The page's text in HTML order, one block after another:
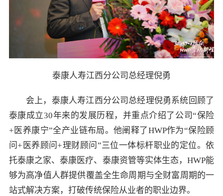
泰康人寿江西分公司总经理倪勇
会上，泰康人寿江西分公司总经理倪勇系统回顾了
泰康成立30年来的发展历程，并重点介绍了公司“保险
+医养康宁”全产业链布局。他阐释了HWP作为“保险顾
问+医养顾问+理财顾问”三位一体标杆职业的定位。依
托泰康之家、泰康医疗、泰康资管等实体生态，HWP能
够为高净值人群提供覆盖全生命周期与全财富周期的一
站式解决方案，打破传统保险从业者的职业边界。